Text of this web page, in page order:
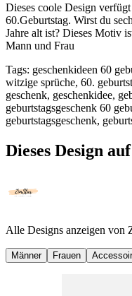
Dieses coole Design
60.Geburtstag. Wirst du
Jahre alt ist? Dieses Motiv
Mann und Frau
Tags: geschenkideen 60
witzige sprüche, 60.
geschenk, geschenkidee,
geburtstagsgeschenk 60
geburtstagsgeschenk,
Dieses Design
Alle Designs anzeigen von
Männer Frauen